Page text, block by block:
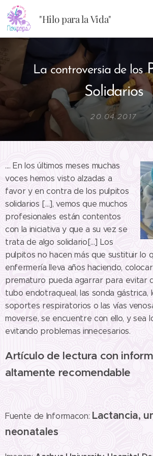
"Hilo para la Vida"
La controversia de los
Solidarios
20.04.2017
.... En los últimos meses muchas
voces hemos visto alzadas a
favor y en contra de los pulpitos
solidarios [...], vemos que muchos
profesionales están contentos
con la iniciativa y que a su vez se
trata de algo solidario[...] Los
pulpitos no hacen más que sustituir lo
enfermería lleva años haciendo,
prematuro pueda agarrar para evitar
tubo endotraqueal, las sonda gástrica,
soportes respiratorios o las vías
moverse, se encuentre con ello, y sea
evitando problemas innecesarios.
Artículo de lectura con
altamente recomendable
Fuente de Informacon: Lactancia,
neonatales